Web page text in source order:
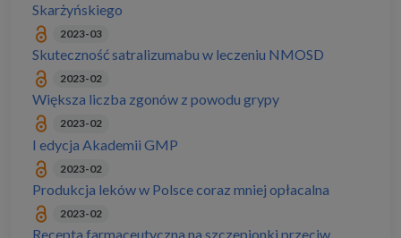
Skarżyńskiego
2023-03
Skuteczność satralizumabu w leczeniu NMOSD
2023-02
Większa liczba zgonów z powodu grypy
2023-02
I edycja Akademii GMP
2023-02
Produkcja leków w Polsce coraz mniej opłacalna
2023-02
Recepta farmaceutyczna na szczepionki przeciw